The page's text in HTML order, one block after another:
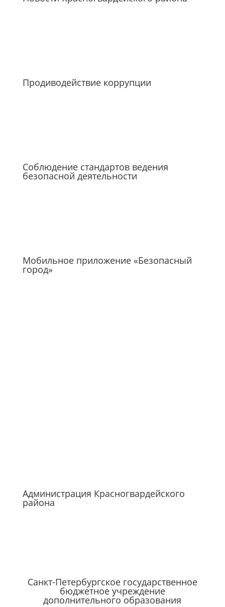
Продиводействие коррупции
Соблюдение стандартов ведения
безопасной деятельности
Мобильное приложение «Безопасный
город»
Администрация Красногвардейского
района
Санкт-Петербургское государственное
бюджетное учреждение
дополнительного образования